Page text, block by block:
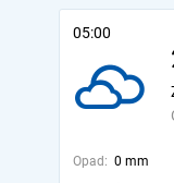
05:00
Opad: 0 mm